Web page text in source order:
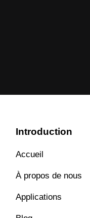
Introduction
Accueil
À propos de nous
Applications